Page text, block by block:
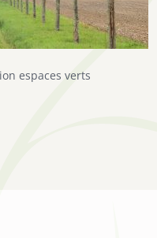
espaces verts